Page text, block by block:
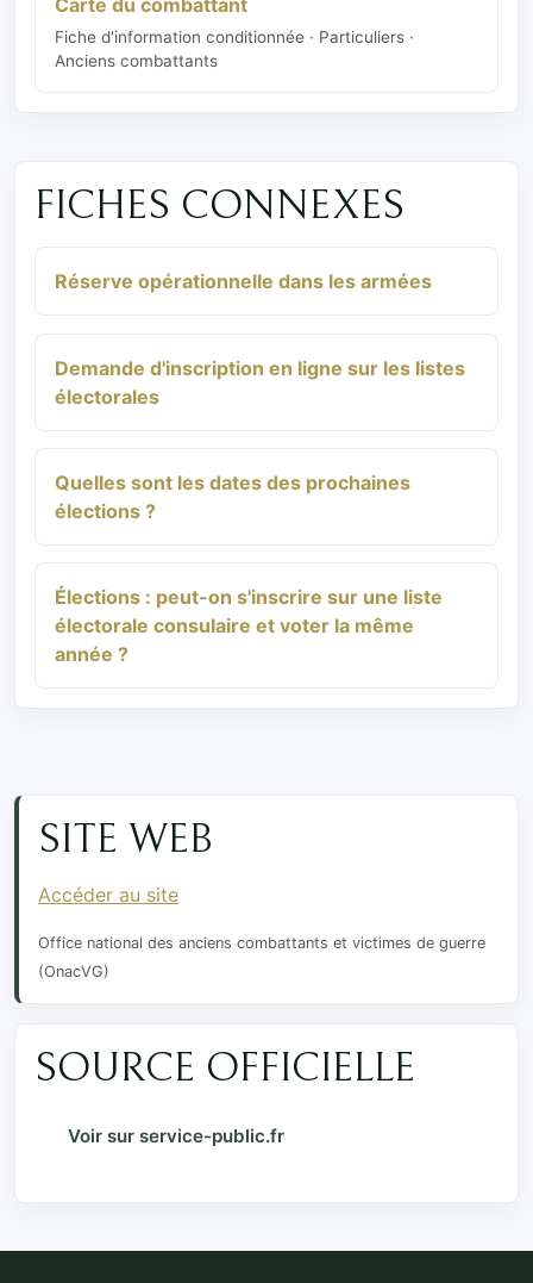
Fiche d'information conditionnée · Particuliers ·
Anciens combattants
FICHES CONNEXES
Réserve opérationnelle dans les armées
Demande d'inscription en ligne sur les listes
électorales
Quelles sont les dates des prochaines
élections ?
Élections : peut-on s'inscrire sur une liste
électorale consulaire et voter la même
année ?
SITE WEB
Accéder au site
Office national des anciens combattants et victimes de guerre
(OnacVG)
SOURCE OFFICIELLE
Voir sur service-public.fr